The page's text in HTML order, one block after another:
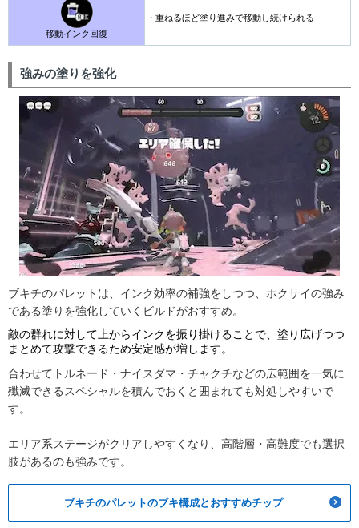
移動インク回復
・重ねるほど塗り進みで移動し続けられる
強みの塗りを強化
ブキチのパレットは、インク効率の補強をしつつ、ホクサイの強み
である塗りを強化していくビルドがおすすめ。
敵の群れに対して上からインクを振り掛けることで、塗り広げつつ
まとめて攻撃できるため安定感が増します。
合わせてトルネード・ナイスダマ・チャクチなどの広範囲を一気に
殲滅できるスペシャルを積んでおくと囲まれても対処しやすいで
す。
エリア系ステージがクリアしやすくなり、高階層・高難度でも選択
肢があるのも強みです。
ブキチのパレットのブキ構成とおすすめチップ